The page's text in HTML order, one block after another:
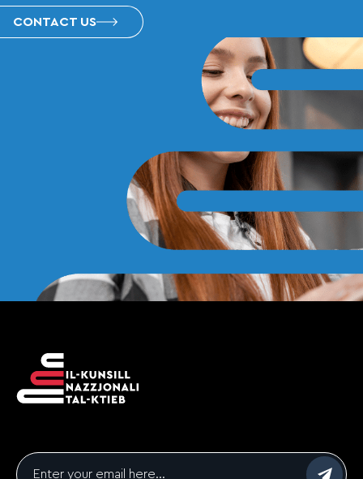
CONTACT US
Email